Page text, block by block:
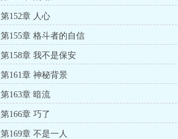
第152章 人心
第155章 格斗者的自信
第158章 我不是保安
第161章 神秘背景
第163章 暗流
第166章 巧了
第169章 不是一人